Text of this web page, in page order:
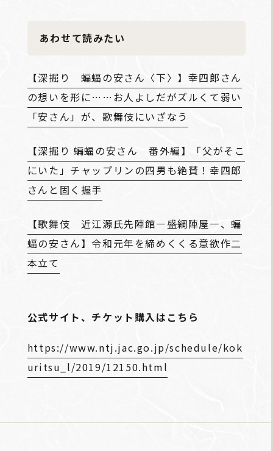
あわせて読みたい
【深掘り 蝙蝠の安さん〈下〉】幸四郎さん
の想いを形に……お人よしだがズルくて弱い
「安さん」が、歌舞伎にいざなう
【深掘り 蝙蝠の安さん 番外編】「父がそこ
にいた」チャップリンの四男も絶賛！幸四郎
さんと固く握手
【歌舞伎 近江源氏先陣館―盛綱陣屋―、蝙
蝠の安さん】令和元年を締めくくる意欲作二
本立て
公式サイト、チケット購入はこちら
https://www.ntj.jac.go.jp/schedule/kok
uritsu_l/2019/12150.html